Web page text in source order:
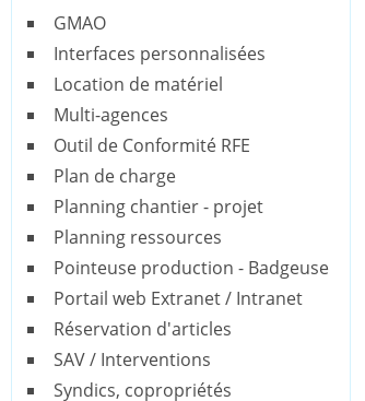
GMAO
Interfaces personnalisées
Location de matériel
Multi-agences
Outil de Conformité RFE
Plan de charge
Planning chantier - projet
Planning ressources
Pointeuse production - Badgeuse
Portail web Extranet / Intranet
Réservation d'articles
SAV / Interventions
Syndics, copropriétés